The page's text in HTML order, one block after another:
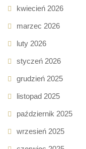
kwiecień 2026
marzec 2026
luty 2026
styczeń 2026
grudzień 2025
listopad 2025
październik 2025
wrzesień 2025